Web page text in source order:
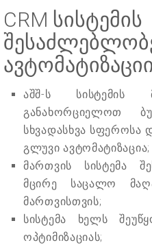
CRM სისტემის
აშშ-ს სისტემის
განახორციელოთ
სხვადასხვა სფეროსა
გლუვი ავტომატიზაცია;
მართვის სისტემა
მცირე საცალო
მართვისთვის;
სისტემა ხელს
ოპტიმიზაციას;